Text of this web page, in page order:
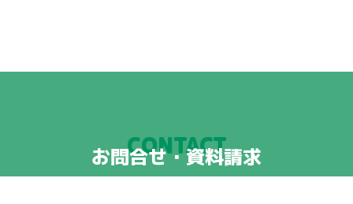
CONTACT
お問合せ・資料請求